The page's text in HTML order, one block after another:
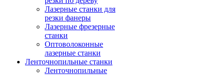
Лазерные станки для
резки фанеры
Лазерные фрезерные
станки
Оптоволоконные
лазерные станки
Ленточнопильные станки
Ленточнопильные